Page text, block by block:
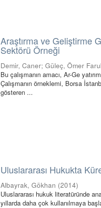
Araştırma ve Geliştirme
Sektörü Örneği
Demir, Caner;Güleç, Ömer
Bu çalışmanın amacı, Ar-Ge
Çalışmanın örneklemi, Borsa
gösteren ...
Uluslararası Hukukta
Albayrak, Gökhan (2014)
Uluslararası hukuk literatüründe
yıllarda daha çok kullanılmaya